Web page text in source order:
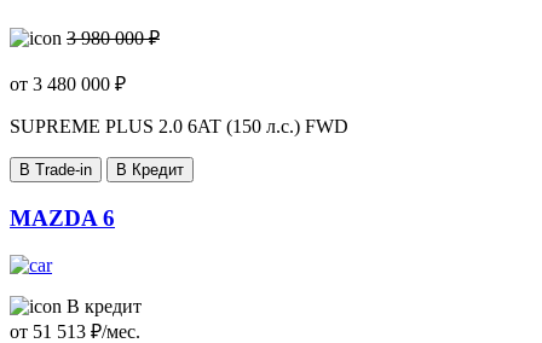
3 980 000 ₽
от 3 480 000 ₽
SUPREME PLUS 2.0 6AT (150 л.с.) FWD
В Trade-in В Кредит
MAZDA 6
В кредит
от 51 513 ₽/мес.